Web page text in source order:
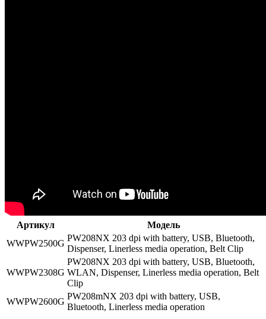
Артикул
Модель
WWPW2500G
PW208NX 203 dpi with battery, USB, Bluetooth,
Dispenser, Linerless media operation, Belt Clip
WWPW2308G
PW208NX 203 dpi with battery, USB, Bluetooth,
WLAN, Dispenser, Linerless media operation, Belt
Clip
WWPW2600G
PW208mNX 203 dpi with battery, USB,
Bluetooth, Linerless media operation